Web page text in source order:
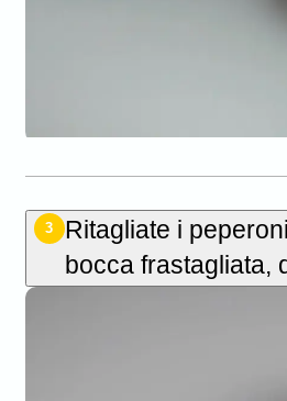
3
Ritagliate i
bocca frastagliata,